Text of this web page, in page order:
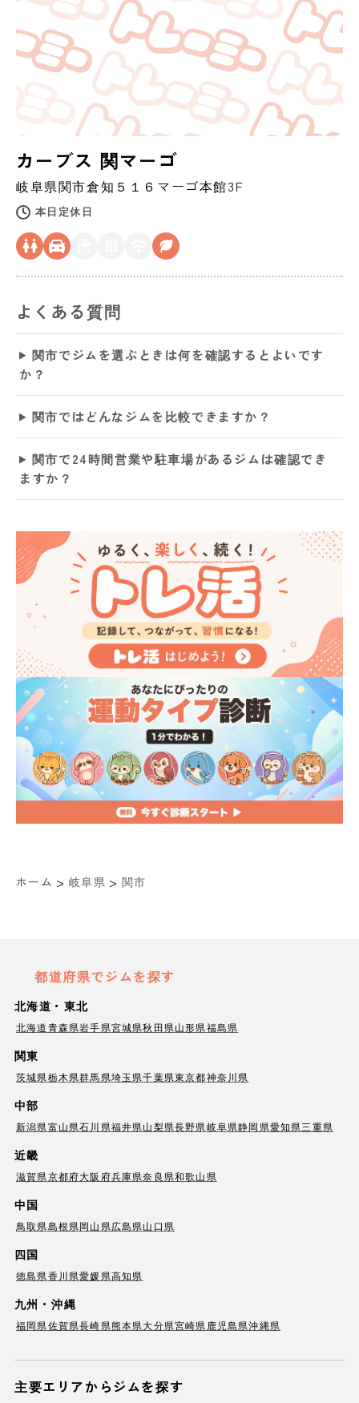
カーブス 関マーゴ
岐阜県関市倉知５１６マーゴ本館3F
本日定休日
よくある質問
関市でジムを選ぶときは何を確認するとよいです
か？
関市ではどんなジムを比較できますか？
関市で24時間営業や駐車場があるジムは確認でき
ますか？
ホーム > 岐阜県 > 関市
都道府県でジムを探す
北海道・東北
北海道青森県岩手県宮城県秋田県山形県福島県
関東
茨城県栃木県群馬県埼玉県千葉県東京都神奈川県
中部
新潟県富山県石川県福井県山梨県長野県岐阜県静岡県愛知県三重県
近畿
滋賀県京都府大阪府兵庫県奈良県和歌山県
中国
鳥取県島根県岡山県広島県山口県
四国
徳島県香川県愛媛県高知県
九州・沖縄
福岡県佐賀県長崎県熊本県大分県宮崎県 鹿児島県沖縄県
主要エリアからジムを探す